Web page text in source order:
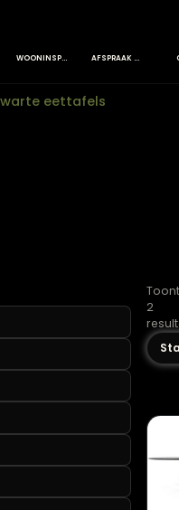
»Zwarte eettafels